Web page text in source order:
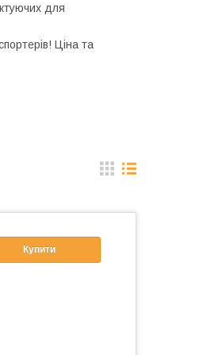
для
Ціна та
Купити